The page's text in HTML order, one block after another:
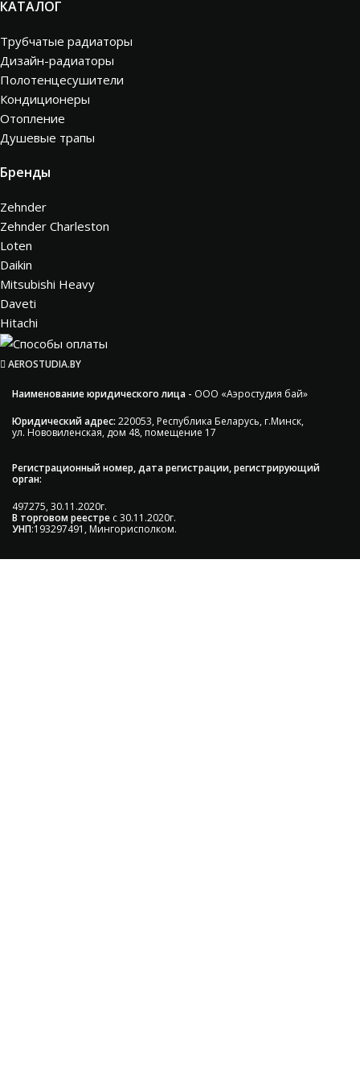
КАТАЛОГ
Трубчатые радиаторы
Дизайн-радиаторы
Полотенцесушители
Кондиционеры
Отопление
Душевые трапы
Бренды
Zehnder
Zehnder Charleston
Loten
Daikin
Mitsubishi Heavy
Daveti
Hitachi
AEROSTUDIA.BY
Наименование юридического лица - ООО «Аэростудия бай»
Юридический адрес: 220053, Республика Беларусь, г.Минск,
ул. Нововиленская, дом 48, помещение 17
Регистрационный номер, дата регистрации, регистрирующий
орган:
497275, 30.11.2020г.
В торговом реестре с 30.11.2020г.
УНП:193297491, Мингорисполком.